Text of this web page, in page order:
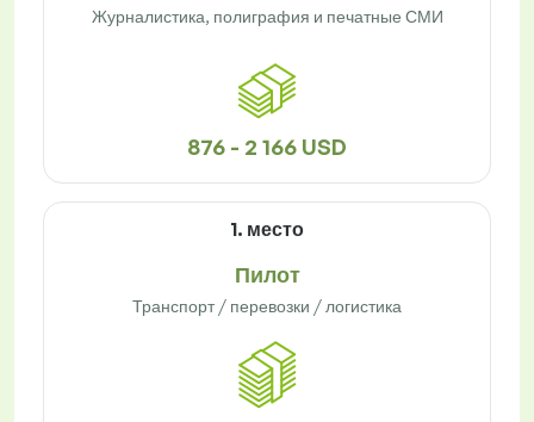
Журналистика, полиграфия и печатные СМИ
876 - 2 166 USD
1. место
Пилот
Транспорт / перевозки / логистика